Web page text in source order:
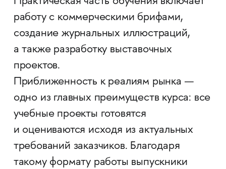
работу с коммерческими брифами,
создание журнальных иллюстраций,
а также разработку выставочных
проектов.
Приближенность к реалиям рынка —
одно из главных преимуществ курса: все
учебные проекты готовятся
и оцениваются исходя из актуальных
требований заказчиков. Благодаря
такому формату работы выпускники